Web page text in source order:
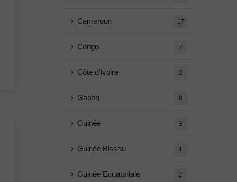
Cameroun 17
Congo 7
Côte d’Ivoire 2
Gabon 8
Guinée 3
Guinée Bissau 1
Guinée Equatoriale 2